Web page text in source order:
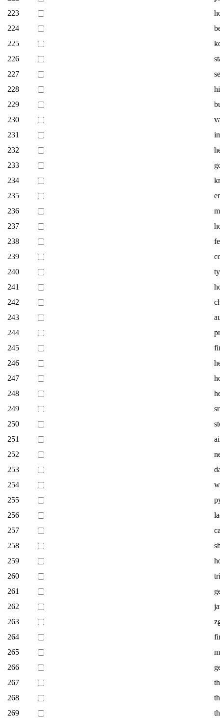
223
224
225
226
227
228
229
230
231
232
233
234
235
236
237
238
239
240
241
242
243
244
245
246
247
248
249
250
251
252
253
254
255
256
257
258
259
260
261
262
263
264
265
266
267
268
269